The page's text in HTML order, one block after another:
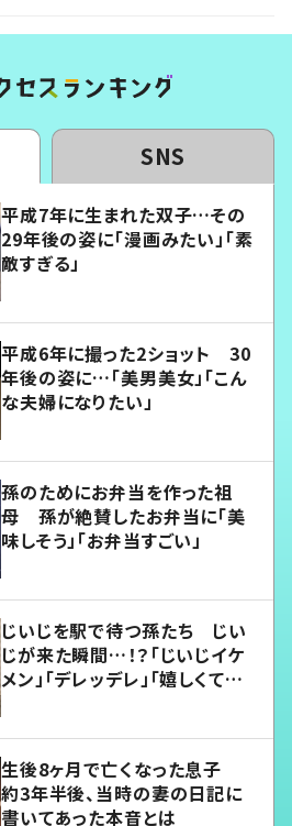
SNS
平成7年に生まれた双子…その
29年後の姿に「漫画みたい」「素
敵すぎる」
平成6年に撮った2ショット 30
年後の姿に…「美男美女」「こん
な夫婦になりたい」
孫のためにお弁当を作った祖
母 孫が絶賛したお弁当に「美
味しそう」「お弁当すごい」
じいじを駅で待つ孫たち じい
じが来た瞬間…！？「じいじイケ
メン」「デレッデレ」「嬉しくて可
生後8ヶ月で亡くなった息子
約3年半後、当時の妻の日記に
書いてあった本音とは